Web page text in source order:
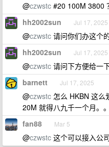
@czwstc #20 100M 3800
hh2002sun Jul 17, 2025
@czwstc 请问你们办这个
hh2002sun Jul 17, 2025
@czwstc 请问下方便给一
barnett Jul 17, 2025
@czwstc 怎么 HKBN 这么
20M 就得八九千一个月。。
fan88 Mar 5
@czwstc 这个可以接入公